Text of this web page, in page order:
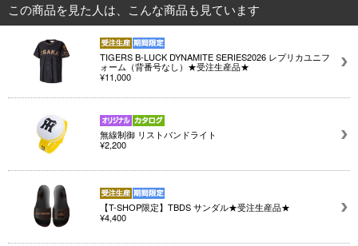
この商品を見た人は、こんな商品も見ています
TIGERS B-LUCK DYNAMITE SERIES2026 レプリカユニフ
ォーム（背番号なし）★受注生産品★
¥11,000
無線制御 リストバンドライト
¥2,200
【T-SHOP限定】TBDS サンダル★受注生産品★
¥4,400